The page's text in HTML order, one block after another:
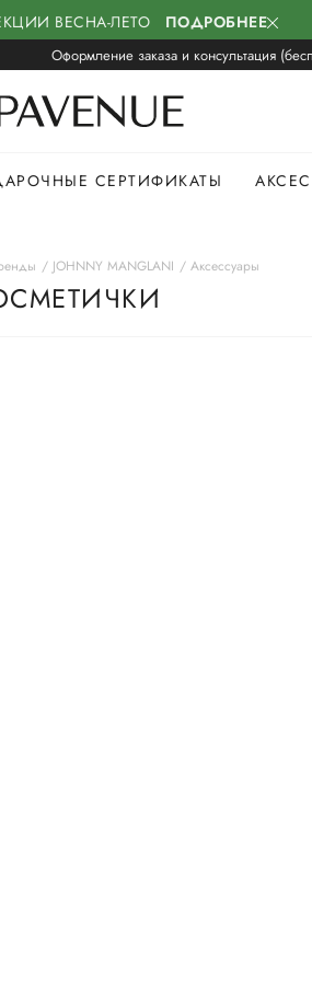
ВЕСНА-ЛЕТО ПОДРОБНЕЕ
Оформление заказа и консультация
СЕРТИФИКАТЫ
JOHNNY MANGLANI Аксессуары